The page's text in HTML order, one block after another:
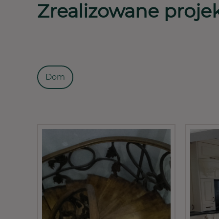
Zrealizowane
Dom